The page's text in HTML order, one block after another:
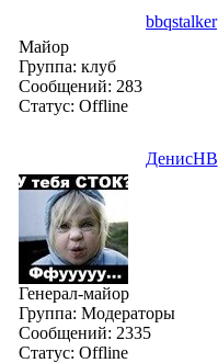
bbqstalker
Майор
Группа: клуб
Сообщений: 283
Статус: Offline
ДенисНВ
Генерал-майор
Группа: Модераторы
Сообщений: 2335
Статус: Offline